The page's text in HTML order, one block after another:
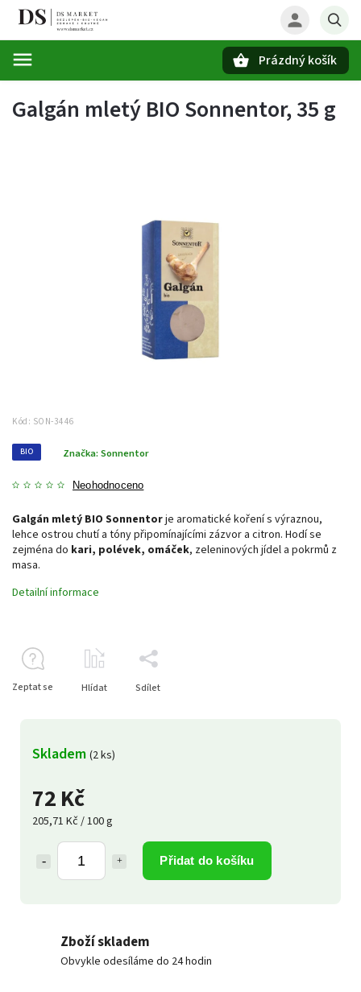
Prázdný košík
Galgán mletý BIO Sonnentor, 35 g
Kód: SON-3446
BIO
Neohodnoceno
Značka: Sonnentor
72 Kč
205,71 Kč / 100 g
Přidat do košíku
Skladem (2 ks)
Galgán mletý BIO Sonnentorje aromatické koření s výraznou,
lehce ostrou chutí a tóny připomínajícími zázvor a citron. Hodí se
zejména do kari, polévek, omáček, zeleninových jídel a pokrmů z
masa.
Detailní informace
Zeptat se Hlídat Sdílet
Zboží skladem
Obvykle odesíláme do 24 hodin